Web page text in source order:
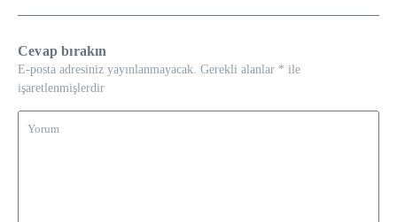
Cevap bırakın
E-posta adresiniz yayınlanmayacak. Gerekli alanlar * ile
işaretlenmişlerdir